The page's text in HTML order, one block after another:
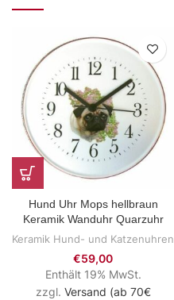
Hund Uhr Mops hellbraun
Keramik Wanduhr Quarzuhr
Keramik Hund- und Katzenuhren
€59,00
Enthält 19% MwSt.
zzgl. Versand (ab 70€